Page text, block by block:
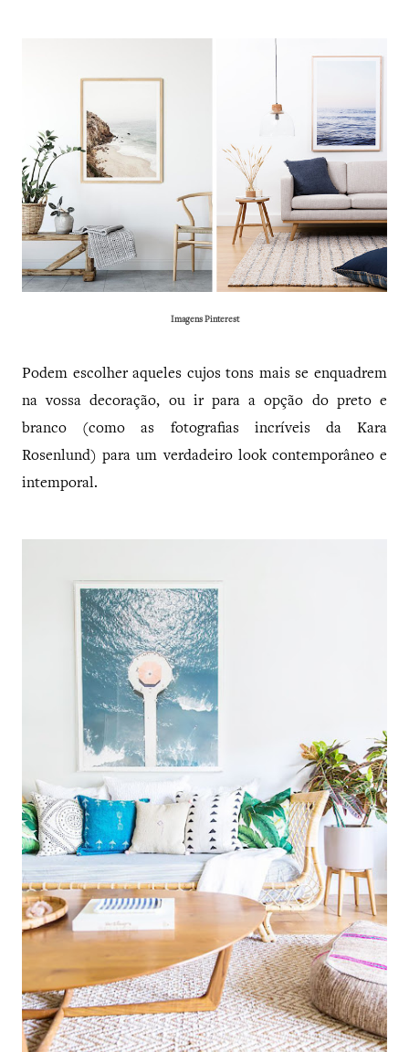
Imagens Pinterest
Podem escolher aqueles cujos tons mais se enquadrem
na vossa decoração, ou ir para a opção do preto e
branco (como as fotografias incríveis da Kara
Rosenlund) para um verdadeiro look contemporâneo e
intemporal.